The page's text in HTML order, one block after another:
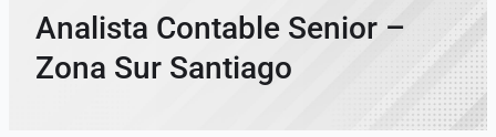
Analista Contable Senior –
Zona Sur Santiago